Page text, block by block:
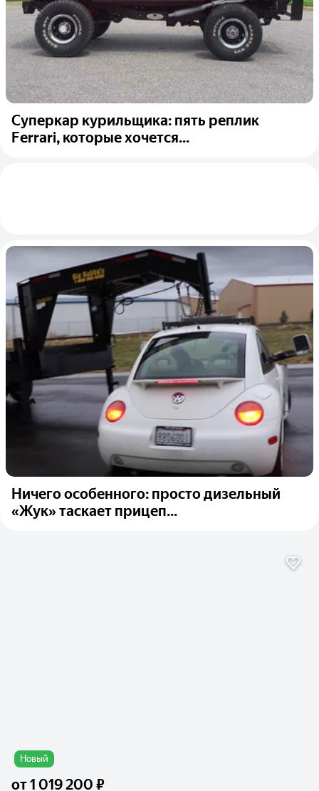
Суперкар курильщика: пять реплик
Ferrari, которые хочется...
Ничего особенного: просто дизельный
«Жук» таскает прицеп...
Новый
от1 019 200 ₽